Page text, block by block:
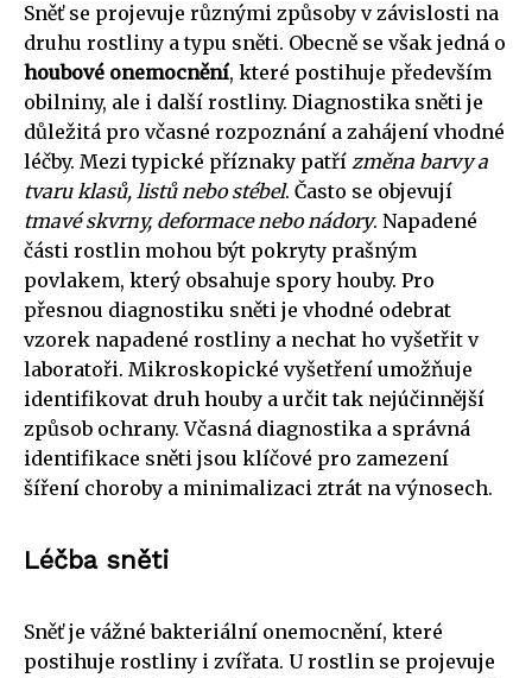
Sněť se projevuje různými způsoby v závislosti na
druhu rostliny a typu sněti. Obecně se však jedná o
houbové onemocnění, které postihuje především
obilniny, ale i další rostliny. Diagnostika sněti je
důležitá pro včasné rozpoznání a zahájení vhodné
léčby. Mezi typické příznaky patří změna barvy a
tvaru klasů, listů nebo stébel. Často se objevují
tmavé skvrny, deformace nebo nádory. Napadené
části rostlin mohou být pokryty prašným
povlakem, který obsahuje spory houby. Pro
přesnou diagnostiku sněti je vhodné odebrat
vzorek napadené rostliny a nechat ho vyšetřit v
laboratoři. Mikroskopické vyšetření umožňuje
identifikovat druh houby a určit tak nejúčinnější
způsob ochrany. Včasná diagnostika a správná
identifikace sněti jsou klíčové pro zamezení
šíření choroby a minimalizaci ztrát na výnosech.
Léčba sněti
Sněť je vážné bakteriální onemocnění, které
postihuje rostliny i zvířata. U rostlin se projevuje